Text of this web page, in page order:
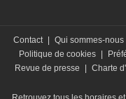
Contact Qui sommes-nous
Politique de cookies
Revue de presse
Charte